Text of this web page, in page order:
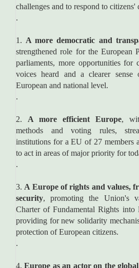
challenges and to respond to citizens'
.
1. A more democratic and
strengthened role for the European
parliaments, more opportunities
voices heard and a clearer
European and national level.
.
2. A more efficient Europe,
methods and voting rules,
institutions for a EU of 27 members
to act in areas of major priority for
.
3. A Europe of rights and values,
security, promoting the Union's
Charter of Fundamental Rights into
providing for new solidarity
protection of European citizens.
.
4.Europe as an actor on the global